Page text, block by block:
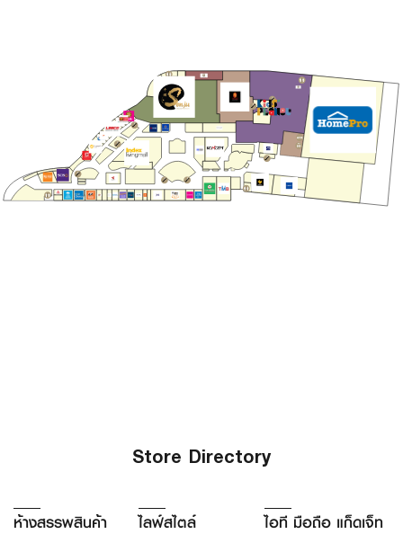
Store Directory
ห้างสรรพสินค้า ไลฟ์สไตล์ ไอที มือถือ แก็ดเจ็ท